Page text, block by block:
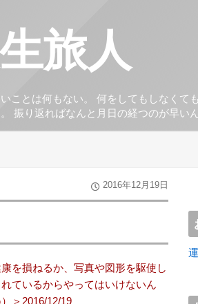
旅人
とは何もない。 何をしてもしなくて
振り返ればなんと月日の経つのが早い
2016年12月19日
を損ねるか、写真や図形を駆使し
ているからやってはいけないん
＞2016/12/19